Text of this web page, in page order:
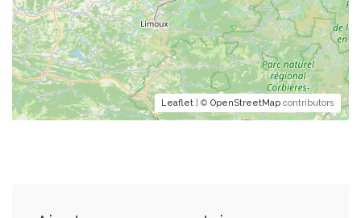
Leaflet | © OpenStreetMap contributors